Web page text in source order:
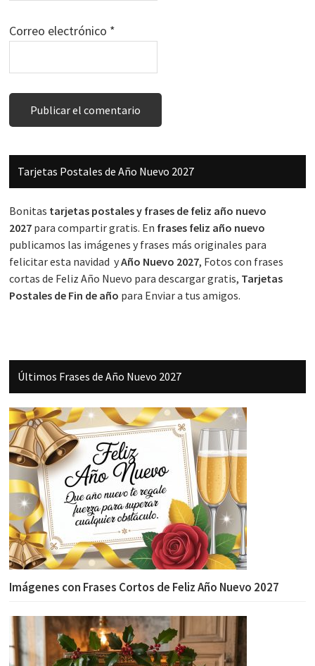
Correo electrónico *
Barra
lateral
principal
Tarjetas Postales de Año Nuevo 2027
Bonitas tarjetas postales y frases de feliz año nuevo
2027 para compartir gratis. En frases feliz año nuevo
publicamos las imágenes y frases más originales para
felicitar esta navidad yAño Nuevo 2027, Fotos con frases
cortas de Feliz Año Nuevo para descargar gratis, Tarjetas
Postales de Fin de año para Enviar a tus amigos.
Últimos Frases de Año Nuevo 2027
Imágenes con Frases Cortos de Feliz Año Nuevo 2027